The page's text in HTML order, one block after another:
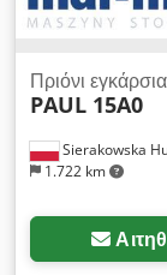
Sierakowska
1.722 km
Πριόνι
PAUL 15A0